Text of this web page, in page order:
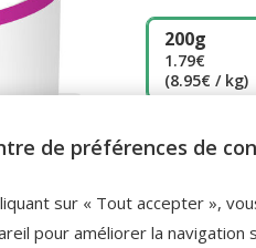
200g
1.79€
(8.95€ / kg)
Promotion
-10% sur
Carte
de préférences de
sur « Tout accepter »,
pour améliorer la